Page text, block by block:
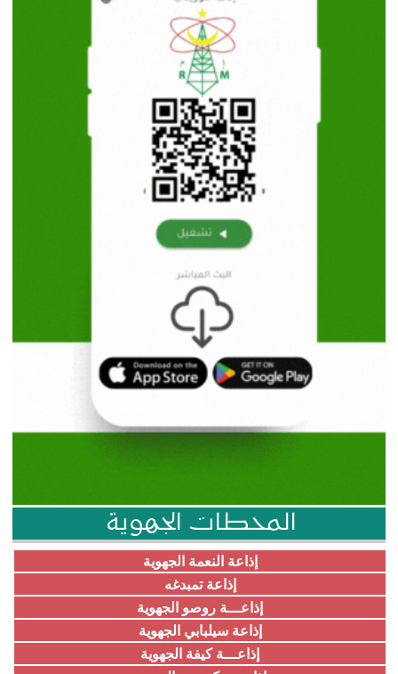
المحطات الجهوية
إذاعة النعمة الجهوية
إذاعة تمبدغه
إذاعـــة روصو الجهوية
إذاعة سيلبابي الجهوية
إذاعـــة كيفة الجهوية